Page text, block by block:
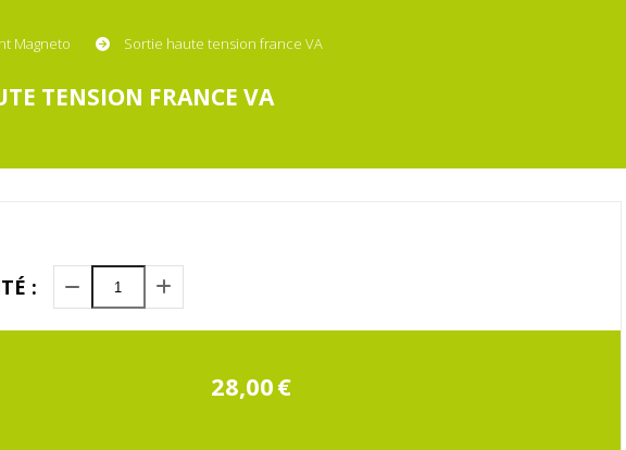
Magneto Sortie haute tension france VA
TENSION FRANCE VA
28,00€
: